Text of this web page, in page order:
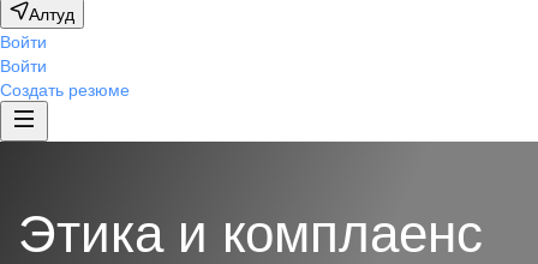
Алтуд
Войти
Войти
Создать резюме
Этика и комплаенс